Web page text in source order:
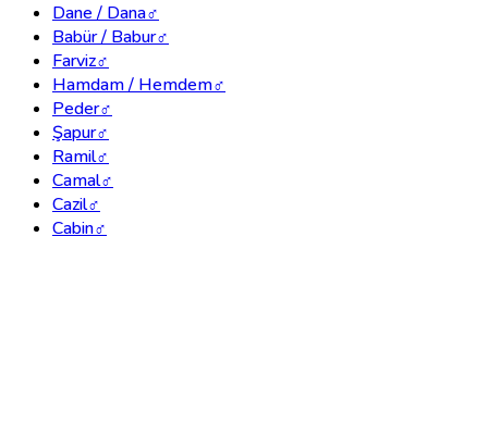
Dane / Dana♂
Babür / Babur♂
Farviz♂
Hamdam / Hemdem♂
Peder♂
Şapur♂
Ramil♂
Camal♂
Cazil♂
Cabin♂